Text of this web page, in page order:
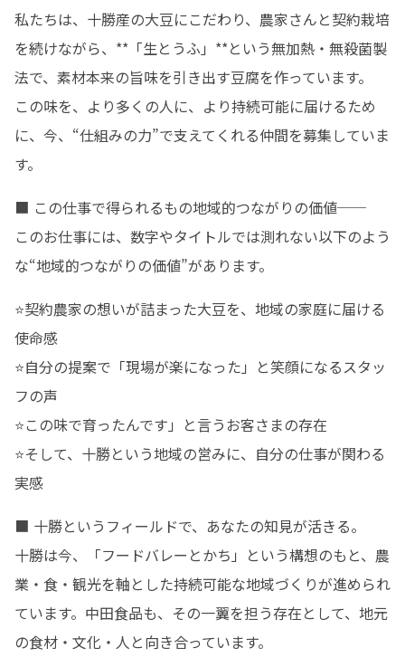
私たちは、十勝産の大豆にこだわり、農家さんと契約栽培
を続けながら、**「生とうふ」**という無加熱・無殺菌製
法で、素材本来の旨味を引き出す豆腐を作っています。
この味を、より多くの人に、より持続可能に届けるため
に、今、“仕組みの力”で支えてくれる仲間を募集していま
す。
■ この仕事で得られるもの地域的つながりの価値──
このお仕事には、数字やタイトルでは測れない以下のよう
な“地域的つながりの価値”があります。
⭐契約農家の想いが詰まった大豆を、地域の家庭に届ける
使命感
⭐自分の提案で「現場が楽になった」と笑顔になるスタッ
フの声
⭐この味で育ったんです」と言うお客さまの存在
⭐そして、十勝という地域の営みに、自分の仕事が関わる
実感
■ 十勝というフィールドで、あなたの知見が活きる。
十勝は今、「フードバレーとかち」という構想のもと、農
業・食・観光を軸とした持続可能な地域づくりが進められ
ています。中田食品も、その一翼を担う存在として、地元
の食材・文化・人と向き合っています。